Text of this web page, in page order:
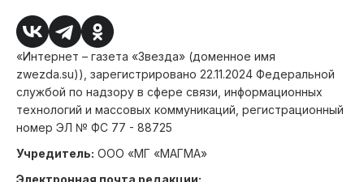
«Интернет – газета «Звезда» (доменное имя
zwezda.su)), зарегистрировано 22.11.2024 Федеральной
службой по надзору в сфере связи, информационных
технологий и массовых коммуникаций, регистрационный
номер ЭЛ № ФС 77 - 88725
Учредитель: ООО «МГ «МАГМА»